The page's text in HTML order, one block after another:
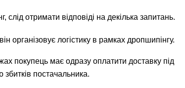
отримати відповіді на декілька запитань.
організовує логістику в рамках дропшипінгу.
покупець має одразу оплатити доставку під
постачальника.